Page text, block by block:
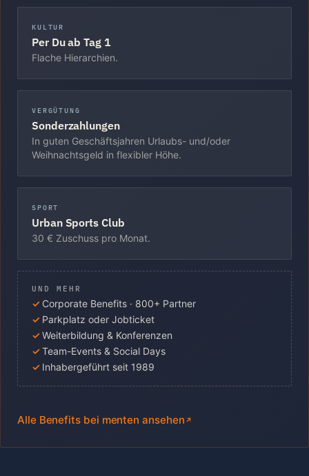
KULTUR
Per Du ab Tag 1
Flache Hierarchien.
VERGÜTUNG
Sonderzahlungen
In guten Geschäftsjahren Urlaubs- und/oder
Weihnachtsgeld in flexibler Höhe.
SPORT
Urban Sports Club
30 € Zuschuss pro Monat.
UND MEHR
Corporate Benefits · 800+ Partner
Parkplatz oder Jobticket
Weiterbildung & Konferenzen
Team-Events & Social Days
Inhabergeführt seit 1989
Alle Benefits bei menten ansehen